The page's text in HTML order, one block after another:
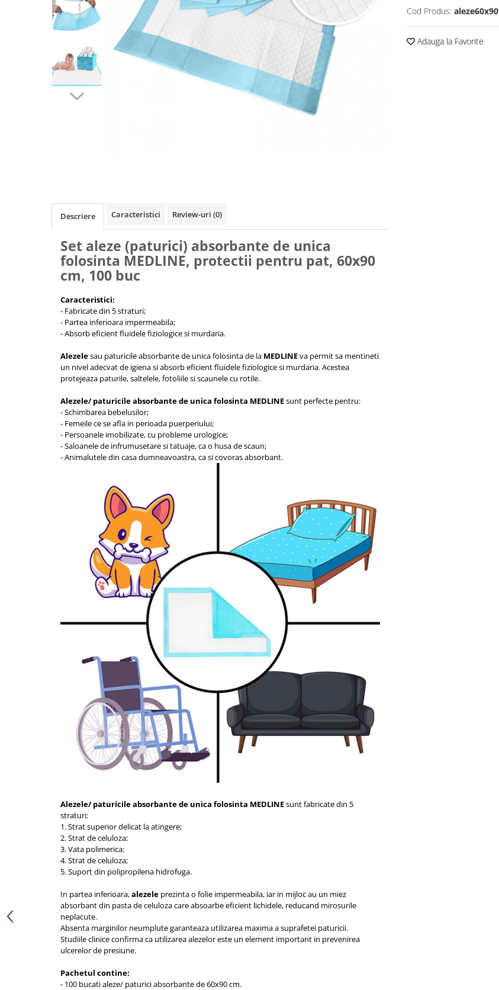
Pulsoximetre
Pulsoximetre de deget
Monitorizare medicala
Stetoscoape
Suporturi ortopedice si orteze
Ingrijire personala & cosmetice
Ingrijire personala
Cantare corporale
Manichiura-pedichiura
Tratamente ingrjire corp
Igiena dentara
Periute de dinti electrice
Irigatoare bucale
Accesorii si rezerve
Ondulatoare si placi de par
Incalzitoare si sterilizatoare
Electrocasnice & climatizare
Electrocasnice mici
Proteine si aminoacizi
Tablete energizante
Alte suplimente nutritive
Saboti medicali
Cod Produs: aleze60x90
Adauga la Favorite
Descriere Caracteristici Review-uri (0)
Set aleze (paturici) absorbante de unica
folosinta MEDLINE, protectii pentru pat, 60x90
cm, 100 buc
Caracteristici:
- Fabricate din 5 straturi;
- Partea inferioara impermeabila;
- Absorb eficient fluidele fiziologice si murdaria.
Alezelesau paturicile absorbante de unica folosinta de la MEDLINEva permit sa mentineti
un nivel adecvat de igiena si absorb eficient fluidele fiziologice si murdaria. Acestea
protejeaza paturile, saltelele, fotoliile si scaunele cu rotile.
Alezele/ paturicile absorbante de unica folosinta MEDLINEsunt perfecte pentru:
- Schimbarea bebelusilor;
- Femeile ce se afla in perioada puerperiului;
- Persoanele imobilizate, cu probleme urologice;
- Saloanele de infrumusetare si tatuaje, ca o husa de scaun;
- Animalutele din casa dumneavoastra, ca si covoras absorbant.
Alezele/ paturicile absorbante de unica folosinta MEDLINEsunt fabricate din 5
straturi:
1. Strat superior delicat la atingere;
2. Strat de celuloza;
3. Vata polimerica;
4. Strat de celuloza;
5. Suport din polipropilena hidrofuga.
In partea inferioara,alezele prezinta o folie impermeabila, iar in mijloc au un miez
absorbant din pasta de celuloza care absoarbe eficient lichidele, reducand mirosurile
neplacute.
Absenta marginilor neumplute garanteaza utilizarea maxima a suprafetei paturicii.
Studiile clinice confirma ca utilizarea alezelor este un element important in prevenirea
ulcerelor de presiune.
Pachetul contine:
- 100 bucati aleze/ paturici absorbante de 60x90 cm.